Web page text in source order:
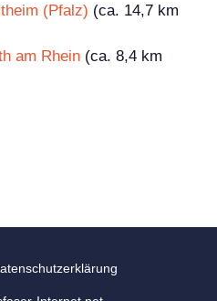
(Pfalz) (ca. 14,7 km
am Rhein (ca. 8,4 km